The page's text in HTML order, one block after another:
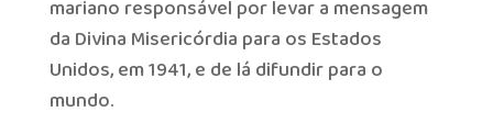
mariano responsável por levar a mensagem
da Divina Misericórdia para os Estados
Unidos, em 1941, e de lá difundir para o
mundo.